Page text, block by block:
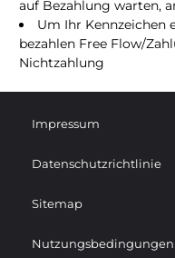
auf Bezahlung warten,
Um Ihr Kennzeichen
bezahlen Free Flow/
Nichtzahlung
Impressum
Datenschutzrichtlinie
Sitemap
Nutzungsbedingungen